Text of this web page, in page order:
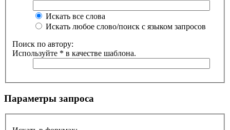
Искать все слова
Искать любое слово/поиск с языком запросов
Поиск по автору:
Используйте * в качестве шаблона.
Параметры запроса